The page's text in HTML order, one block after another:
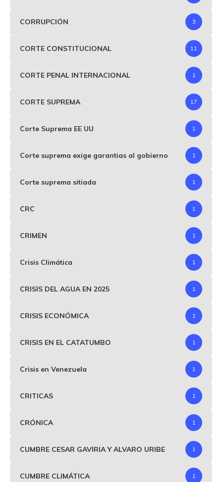
CORRUPCIÓN 3
CORTE CONSTITUCIONAL 11
CORTE PENAL INTERNACIONAL 1
CORTE SUPREMA 17
Corte Suprema EE UU 1
Corte suprema exige garantias al gobierno 1
Corte suprema sitiada 1
CRC 1
CRIMEN 1
Crisis Climática 1
CRISIS DEL AGUA EN 2025 1
CRISIS ECONÓMICA 1
CRISIS EN EL CATATUMBO 1
Crisis en Venezuela 1
CRITICAS 1
CRÓNICA 1
CUMBRE CESAR GAVIRIA Y ALVARO URIBE 1
CUMBRE CLIMÁTICA 1